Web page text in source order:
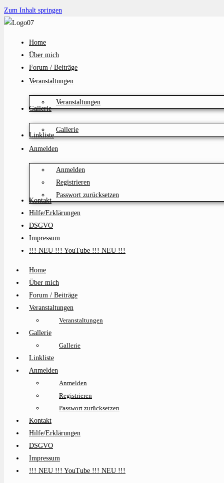
Zum Inhalt springen
Home
Über mich
Forum / Beiträge
Veranstaltungen
Veranstaltungen
Gallerie
Gallerie
Linkliste
Anmelden
Anmelden
Registrieren
Passwort zurücksetzen
Kontakt
Hilfe/Erklärungen
DSGVO
Impressum
!!! NEU !!! YouTube !!! NEU !!!
Home
Über mich
Forum / Beiträge
Veranstaltungen
Veranstaltungen
Gallerie
Gallerie
Linkliste
Anmelden
Anmelden
Registrieren
Passwort zurücksetzen
Kontakt
Hilfe/Erklärungen
DSGVO
Impressum
!!! NEU !!! YouTube !!! NEU !!!